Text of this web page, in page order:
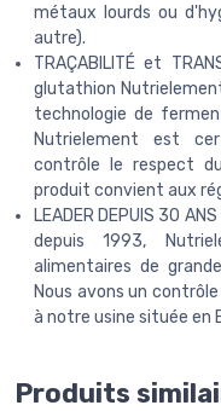
métaux lourds ou
autre).
TRAÇABILITÉ et
glutathion
technologie de
Nutrielement est
contrôle le respect
produit convient aux
LEADER DEPUIS 30
depuis 1993,
alimentaires de
Nous avons un
à notre usine située en
Produits